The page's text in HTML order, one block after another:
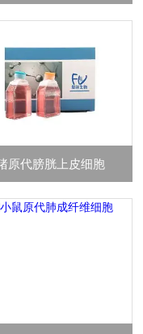
原代膀胱上皮细胞